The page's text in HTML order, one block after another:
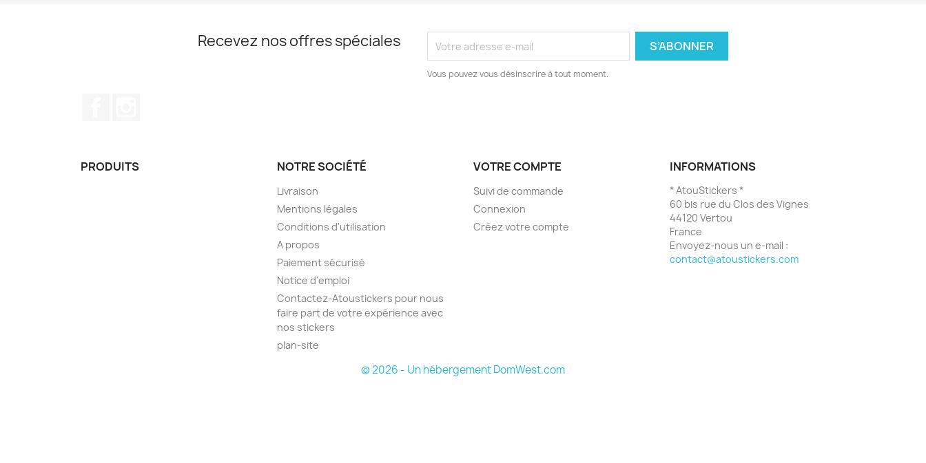
Recevez nos offres spéciales
Vous pouvez vous désinscrire à tout moment.
PRODUITS NOTRE SOCIÉTÉ
Livraison
Mentions légales
Conditions d'utilisation
A propos
Paiement sécurisé
Notice d'emploi
Contactez-Atoustickers pour nous
faire part de votre expérience avec
nos stickers
plan-site
VOTRE COMPTE
Suivi de commande
Connexion
Créez votre compte
INFORMATIONS
* AtouStickers *
60 bis rue du Clos des Vignes
44120 Vertou
France
Envoyez-nous un e-mail :
contact@atoustickers.com
© 2026 - Un hébergement DomWest.com